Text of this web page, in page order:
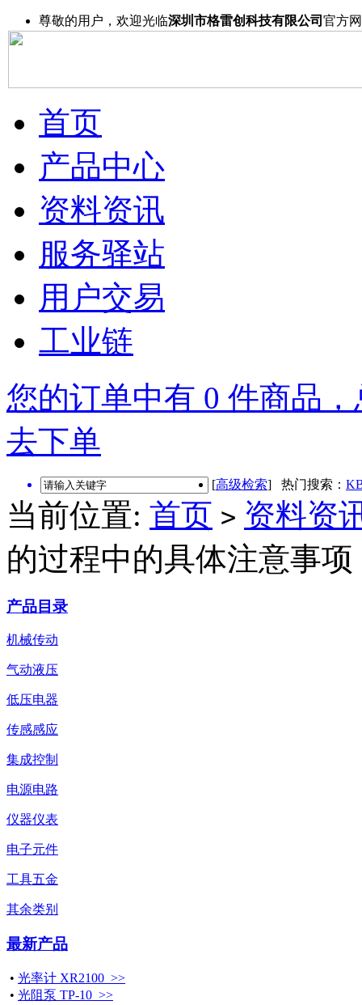
尊敬的用户，欢迎光临深圳市格雷创科技有限公司 官方
首页
产品中心
资料资讯
服务驿站
用户交易
工业链
您的订单中有 0 件商品
去下单
[高级检索] 热门搜索：
当前位置: 首页 > 资料资
的过程中的具体注意事项
产品目录
机械传动
气动液压
低压电器
传感感应
集成控制
电源电路
仪器仪表
电子元件
工具五金
其余类别
最新产品
• 光率计 XR2100 >>
• 光阻泵 TP-10 >>